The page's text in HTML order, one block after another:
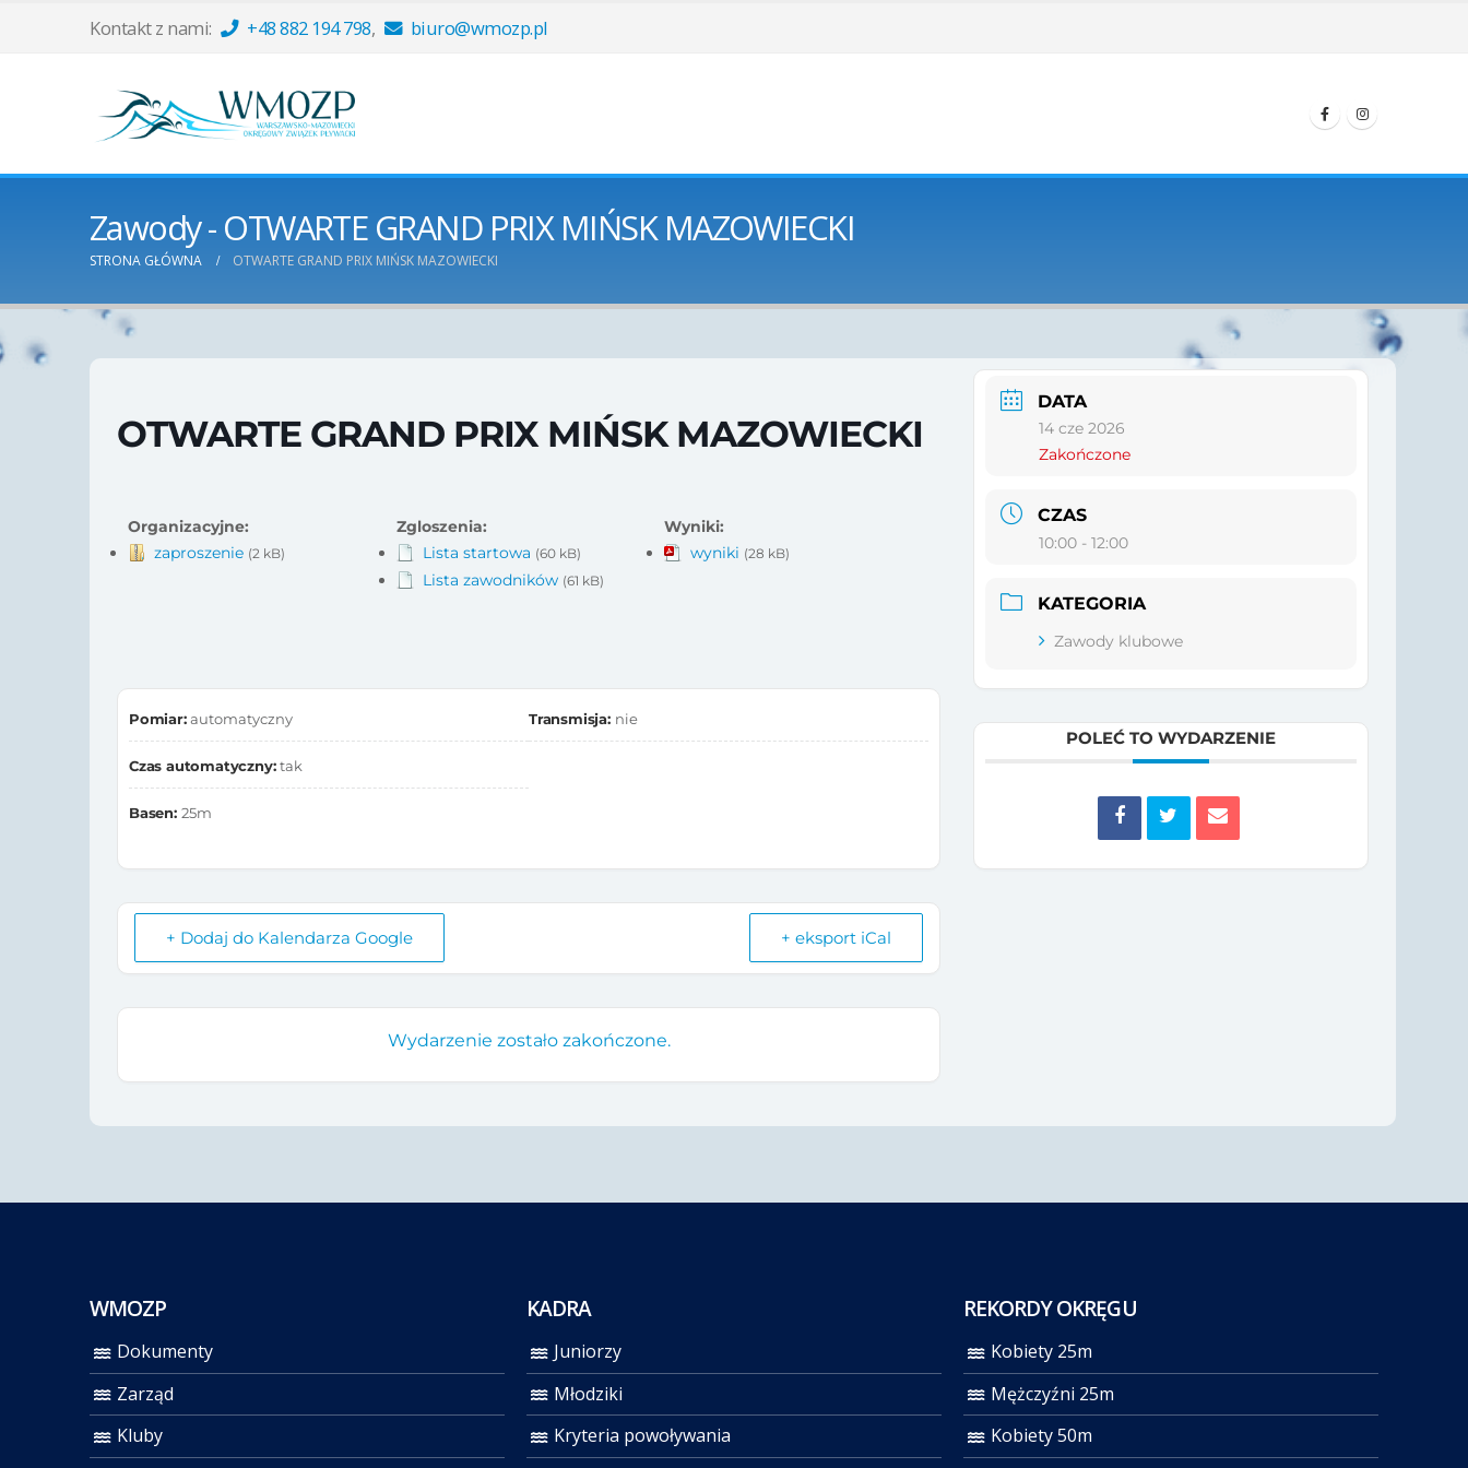
Kontakt z nami: +48 882 194 798, biuro@wmozp.pl
Zawody - OTWARTE GRAND PRIX MIŃSK MAZOWIECKI
STRONA GŁÓWNA OTWARTE GRAND PRIX MIŃSK MAZOWIECKI
OTWARTE GRAND PRIX MIŃSK MAZOWIECKI
Organizacyjne:
zaproszenie (2 kB)
Zgloszenia:
Lista startowa (60 kB)
Lista zawodników (61 kB)
Wyniki:
wyniki (28 kB)
Pomiar:automatyczny Transmisja: nie
Czas automatyczny:tak
Basen: 25m
+ Dodaj do Kalendarza Google + eksport iCal
Wydarzenie zostało zakończone.
DATA
14 cze 2026
Zakończone
CZAS
10:00 - 12:00
KATEGORIA
Zawody klubowe
POLEĆ TO WYDARZENIE
WMOZP
Dokumenty
Zarząd
Kluby
KADRA
Juniorzy
Młodziki
Kryteria powoływania
REKORDY OKRĘGU
Kobiety 25m
Mężczyźni 25m
Kobiety 50m